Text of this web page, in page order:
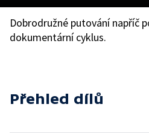
Dobrodružné putování napříč
dokumentární cyklus.
Přehled dílů